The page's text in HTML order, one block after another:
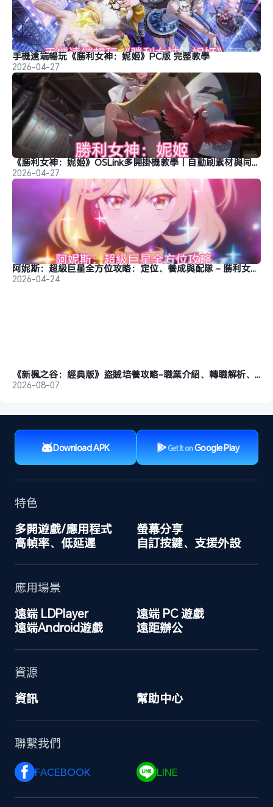
手機遠端暢玩《勝利女神：妮姬》PC版 完整教學
2026-04-27
《勝利女神：妮姬》OSLink多開掛機教學｜自動刷素材與同步操作
2026-04-27
阿妮斯：超級巨星全方位攻略：定位、養成與配隊 - 勝利女神：妮姬
2026-04-24
《新楓之谷：經典版》盜賊培養攻略-職業介紹、轉職解析、玩法推薦
2026-08-07
Download APK Get It onGoogle Play
特色
多開遊戲/應用程式
螢幕分享
高幀率、低延遲
自訂按鍵、支援外設
應用場景
遠端 LDPlayer
遠端 PC 遊戲
遠端Android遊戲
遠距辦公
資源
資訊
幫助中心
聯繫我們
FACEBOOK LINE